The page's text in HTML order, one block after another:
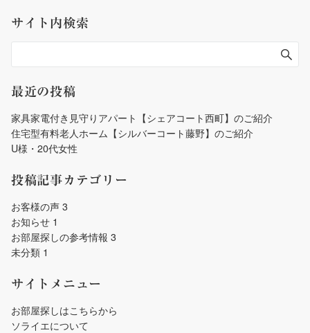
ー
シ
サイト内検索
最近の投稿
家具家電付き見守りアパート【シェアコート西町】のご紹介
住宅型有料老人ホーム【シルバーコート藤野】のご紹介
U様・20代女性
投稿記事カテゴリー
お客様の声 3
お知らせ 1
お部屋探しの参考情報 3
未分類 1
サイトメニュー
お部屋探しはこちらから
ソライエについて